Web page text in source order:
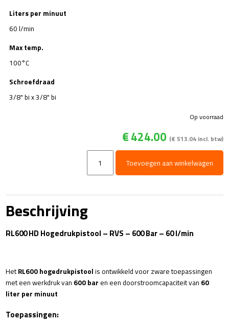
Liters per minuut
60 l/min
Max temp.
100°C
Schroefdraad
3/8" bi x 3/8" bi
€424.00 (€ 513.04incl. btw)
Op voorraad
Hogedrukpistool
aantal
Toevoegen aan winkelwagen
Beschrijving
RL600 HD Hogedrukpistool – RVS – 600 Bar – 60 l/min
HetRL600 hogedrukpistool is ontwikkeld voor zware toepassingen
met een werkdruk van 600 bar en een doorstroomcapaciteit van 60
liter per minuut
Toepassingen: